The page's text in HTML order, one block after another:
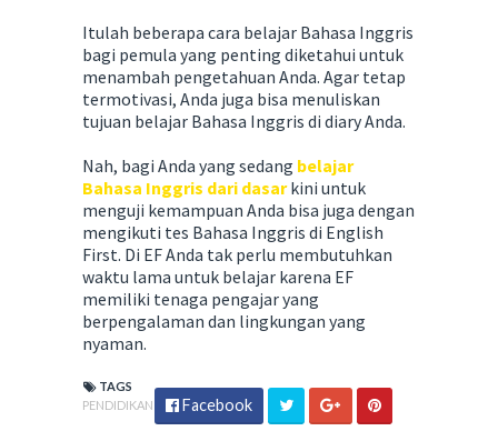
Itulah beberapa cara belajar Bahasa Inggris
bagi pemula yang penting diketahui untuk
menambah pengetahuan Anda. Agar tetap
termotivasi, Anda juga bisa menuliskan
tujuan belajar Bahasa Inggris di diary Anda.
Nah, bagi Anda yang sedang belajar
Bahasa Inggris dari dasarkini untuk
menguji kemampuan Anda bisa juga dengan
mengikuti tes Bahasa Inggris di English
First. Di EF Anda tak perlu membutuhkan
waktu lama untuk belajar karena EF
memiliki tenaga pengajar yang
berpengalaman dan lingkungan yang
nyaman.
TAGS
PENDIDIKAN
Facebook